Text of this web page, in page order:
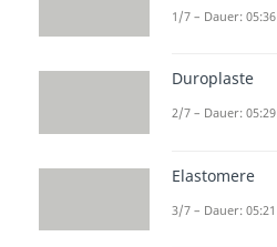
Decanon
Decanon-
1/7 – Dauer: 05:36
Duroplaste
2/7 – Dauer: 05:29
Elastomere
3/7 – Dauer: 05:21